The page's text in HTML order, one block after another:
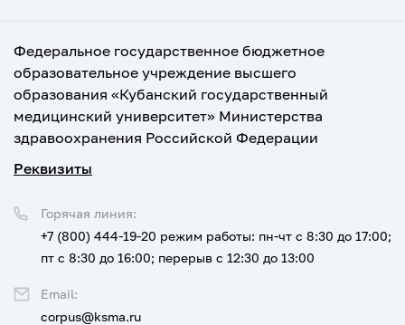
Федеральное государственное бюджетное
образовательное учреждение высшего
образования «Кубанский государственный
медицинский университет» Министерства
здравоохранения Российской Федерации
Реквизиты
Горячая линия:
+7 (800) 444-19-20 режим работы: пн-чт с 8:30 до 17:00;
пт с 8:30 до 16:00; перерыв с 12:30 до 13:00
Email:
corpus@ksma.ru